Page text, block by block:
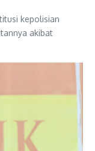
kepolisian
akibat